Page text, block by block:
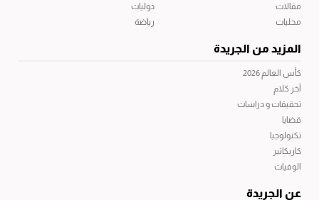
مقالات
محليات
دوليات
رياضة
المزيد من الجريدة
كأس العالم 2026
آخر كلام
تحقيقات و دراسات
قضايا
تكنولوجيا
كاريكاتير
الوفيات
عن الجريدة